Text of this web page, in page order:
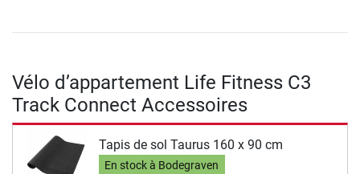
Vélo d’appartement Life Fitness C3
Track Connect Accessoires
Tapis de sol Taurus 160 x 90 cm
En stock à Bodegraven